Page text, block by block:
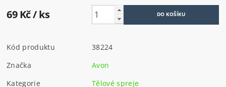
69 Kč/ ks
Kód produktu
38224
Značka
Avon
Kategorie
Tělové spreje